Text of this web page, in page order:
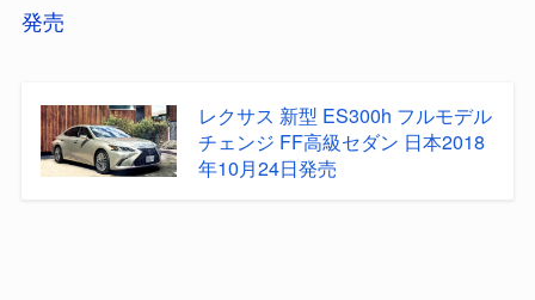
発売
レクサス 新型 ES300h フルモデル
チェンジ FF高級セダン 日本2018
年10月24日発売